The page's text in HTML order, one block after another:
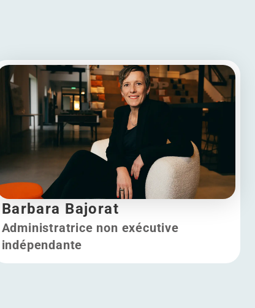
Barbara Bajorat
Administratrice non exécutive
indépendante
Barbara Bajorat